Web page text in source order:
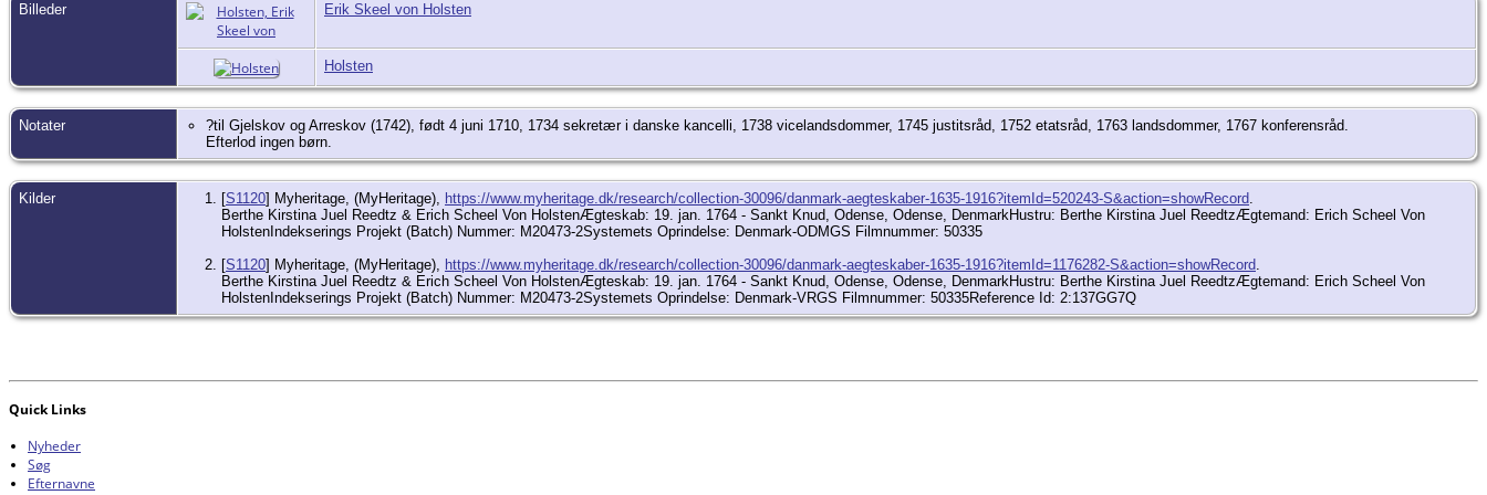
Billeder Erik Skeel von Holsten
Holsten
Notater
?til Gjelskov og Arreskov (1742), født 4 juni 1710, 1734 sekretær i danske kancelli, 1738 vicelandsdommer, 1745 justitsråd, 1752 etatsråd, 1763 landsdommer, 1767 konferensråd.
Efterlod ingen børn.
Kilder [S1120] Myheritage, (MyHeritage), https://www.myheritage.dk/research/collection-30096/danmark-aegteskaber-1635-1916?itemId=520243-S&action=showRecord.
Berthe Kirstina Juel Reedtz & Erich Scheel Von HolstenÆgteskab: 19. jan. 1764 - Sankt Knud, Odense, Odense, DenmarkHustru: Berthe Kirstina Juel ReedtzÆgtemand: Erich Scheel Von
HolstenIndekserings Projekt (Batch) Nummer: M20473-2Systemets Oprindelse: Denmark-ODMGS Filmnummer: 50335
[S1120] Myheritage, (MyHeritage), https://www.myheritage.dk/research/collection-30096/danmark-aegteskaber-1635-1916?itemId=1176282-S&action=showRecord.
Berthe Kirstina Juel Reedtz & Erich Scheel Von HolstenÆgteskab: 19. jan. 1764 - Sankt Knud, Odense, Odense, DenmarkHustru: Berthe Kirstina Juel ReedtzÆgtemand: Erich Scheel Von
HolstenIndekserings Projekt (Batch) Nummer: M20473-2Systemets Oprindelse: Denmark-VRGS Filmnummer: 50335Reference Id: 2:137GG7Q
Quick Links
Nyheder
Søg
Efternavne